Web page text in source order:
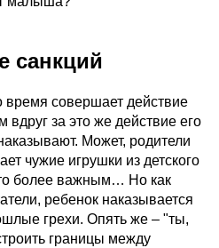
санкций
время совершает действие
вдруг за это же действие его
Может, родители
чужие игрушки из детского
более важным… Но как
ребенок наказывается
грехи. Опять же – "ты,
границы между